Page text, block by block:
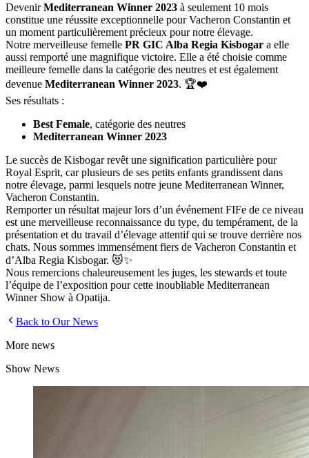
DevenirMediterranean Winner 2023 à seulement 10 mois
constitue une réussite exceptionnelle pour Vacheron Constantin et
un moment particulièrement précieux pour notre élevage.
Notre merveilleuse femelle PR GIC Alba Regia Kisbogar a elle
aussi remporté une magnifique victoire. Elle a été choisie comme
meilleure femelle dans la catégorie des neutres et est également
devenue Mediterranean Winner 2023. 🏆❤️
Ses résultats :
Best Female, catégorie des neutres
Mediterranean Winner 2023
Le succès de Kisbogar revêt une signification particulière pour
Royal Esprit, car plusieurs de ses petits enfants grandissent dans
notre élevage, parmi lesquels notre jeune Mediterranean Winner,
Vacheron Constantin.
Remporter un résultat majeur lors d’un événement FIFe de ce niveau
est une merveilleuse reconnaissance du type, du tempérament, de la
présentation et du travail d’élevage attentif qui se trouve derrière nos
chats. Nous sommes immensément fiers de Vacheron Constantin et
d’Alba Regia Kisbogar. 😻✨
Nous remercions chaleureusement les juges, les stewards et toute
l’équipe de l’exposition pour cette inoubliable Mediterranean
Winner Show à Opatija.
Back to Our News
More news
Show News